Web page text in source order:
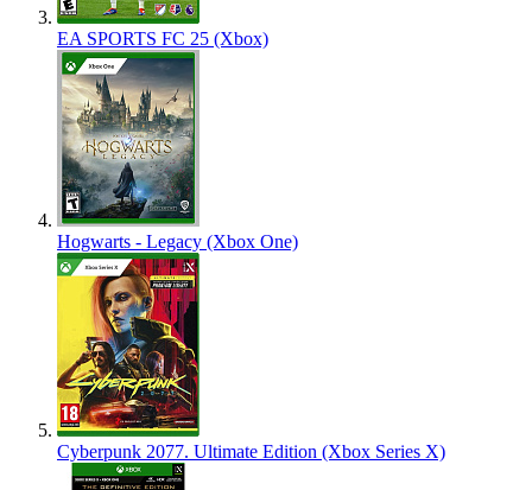
EA SPORTS FC 25 (Xbox)
Hogwarts - Legacy (Xbox One)
Cyberpunk 2077. Ultimate Edition (Xbox Series X)